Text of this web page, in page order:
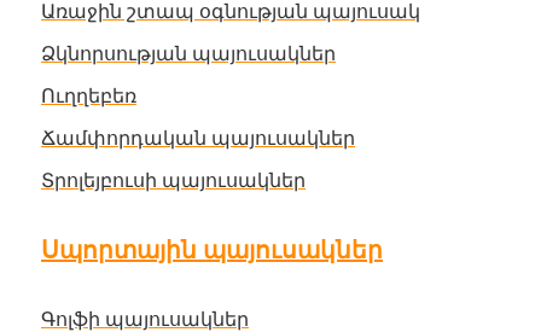
Առաջին շտապ օգնության պայուսակ
Ձկնորսության պայուսակներ
Ուղղեբեռ
Ճամփորդական պայուսակներ
Տրոլեյբուսի պայուսակներ
Սպորտային պայուսակներ
Գոլֆի պայուսակներ